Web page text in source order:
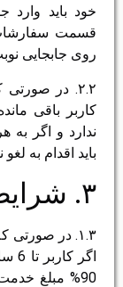
خود باید
قسمت
روی جابجایی
کاربر باقی
ندارد و اگر به
باید اقدام به
۳. شرایط لغو نوبت
۱.۳. در صورتی
اگر
90% مبلغ